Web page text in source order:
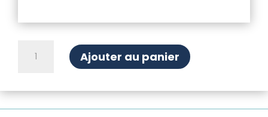
Ajouter au panier